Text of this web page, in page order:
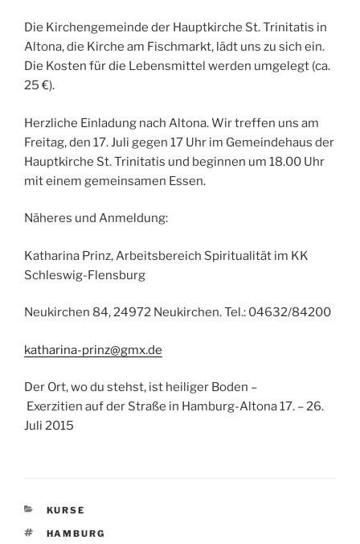
Die Kirchengemeinde der Hauptkirche St. Trinitatis in
Altona, die Kirche am Fischmarkt, lädt uns zu sich ein.
Die Kosten für die Lebensmittel werden umgelegt (ca.
25 €).
Herzliche Einladung nach Altona. Wir treffen uns am
Freitag, den 17. Juli gegen 17 Uhr im Gemeindehaus der
Hauptkirche St. Trinitatis und beginnen um 18.00 Uhr
mit einem gemeinsamen Essen.
Näheres und Anmeldung:
Katharina Prinz, Arbeitsbereich Spiritualität im KK
Schleswig-Flensburg
Neukirchen 84, 24972 Neukirchen. Tel.: 04632/84200
katharina-prinz@gmx.de
Der Ort, wo du stehst, ist heiliger Boden –
Exerzitien auf der Straße in Hamburg-Altona 17. – 26.
Juli 2015
KATEGORIEN
KURSE
SCHLAGWÖRTER
HAMBURG